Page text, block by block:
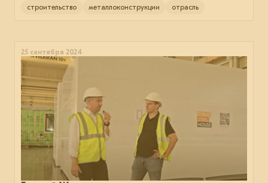
строительство металлоконструкции отрасль
25 сентября 2024